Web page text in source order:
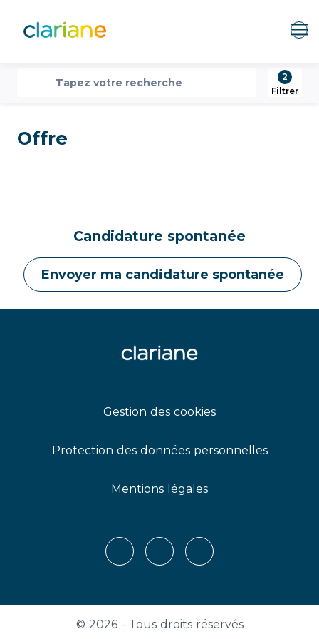
recherche
Tapez votre recherche
2
Filtrer
Offre
Candidature spontanée
Envoyer ma candidature spontanée
Gestion des cookies
Protection des données personnelles
Mentions légales
LinkedIn Youtube
© 2026 - Tous droits réservés